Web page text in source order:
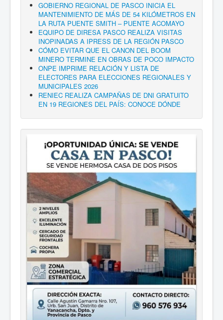
GOBIERNO REGIONAL DE PASCO INICIA EL
MANTENIMIENTO DE MÁS DE 54 KILÓMETROS EN
LA RUTA PUENTE SMITH – PUENTE ACOMAYO
EQUIPO DE DIRESA PASCO REALIZA VISITAS
INOPINADAS A IPRESS DE LA REGIÓN PASCO
CÓMO EVITAR QUE EL CANON DEL BOOM
MINERO TERMINE EN OBRAS DE POCO IMPACTO
ONPE IMPRIME RELACIÓN Y LISTA DE
ELECTORES PARA ELECCIONES REGIONALES Y
MUNICIPALES 2026
RENIEC REALIZA CAMPAÑAS DE DNI GRATUITO
EN 19 REGIONES DEL PAÍS: CONOCE DÓNDE